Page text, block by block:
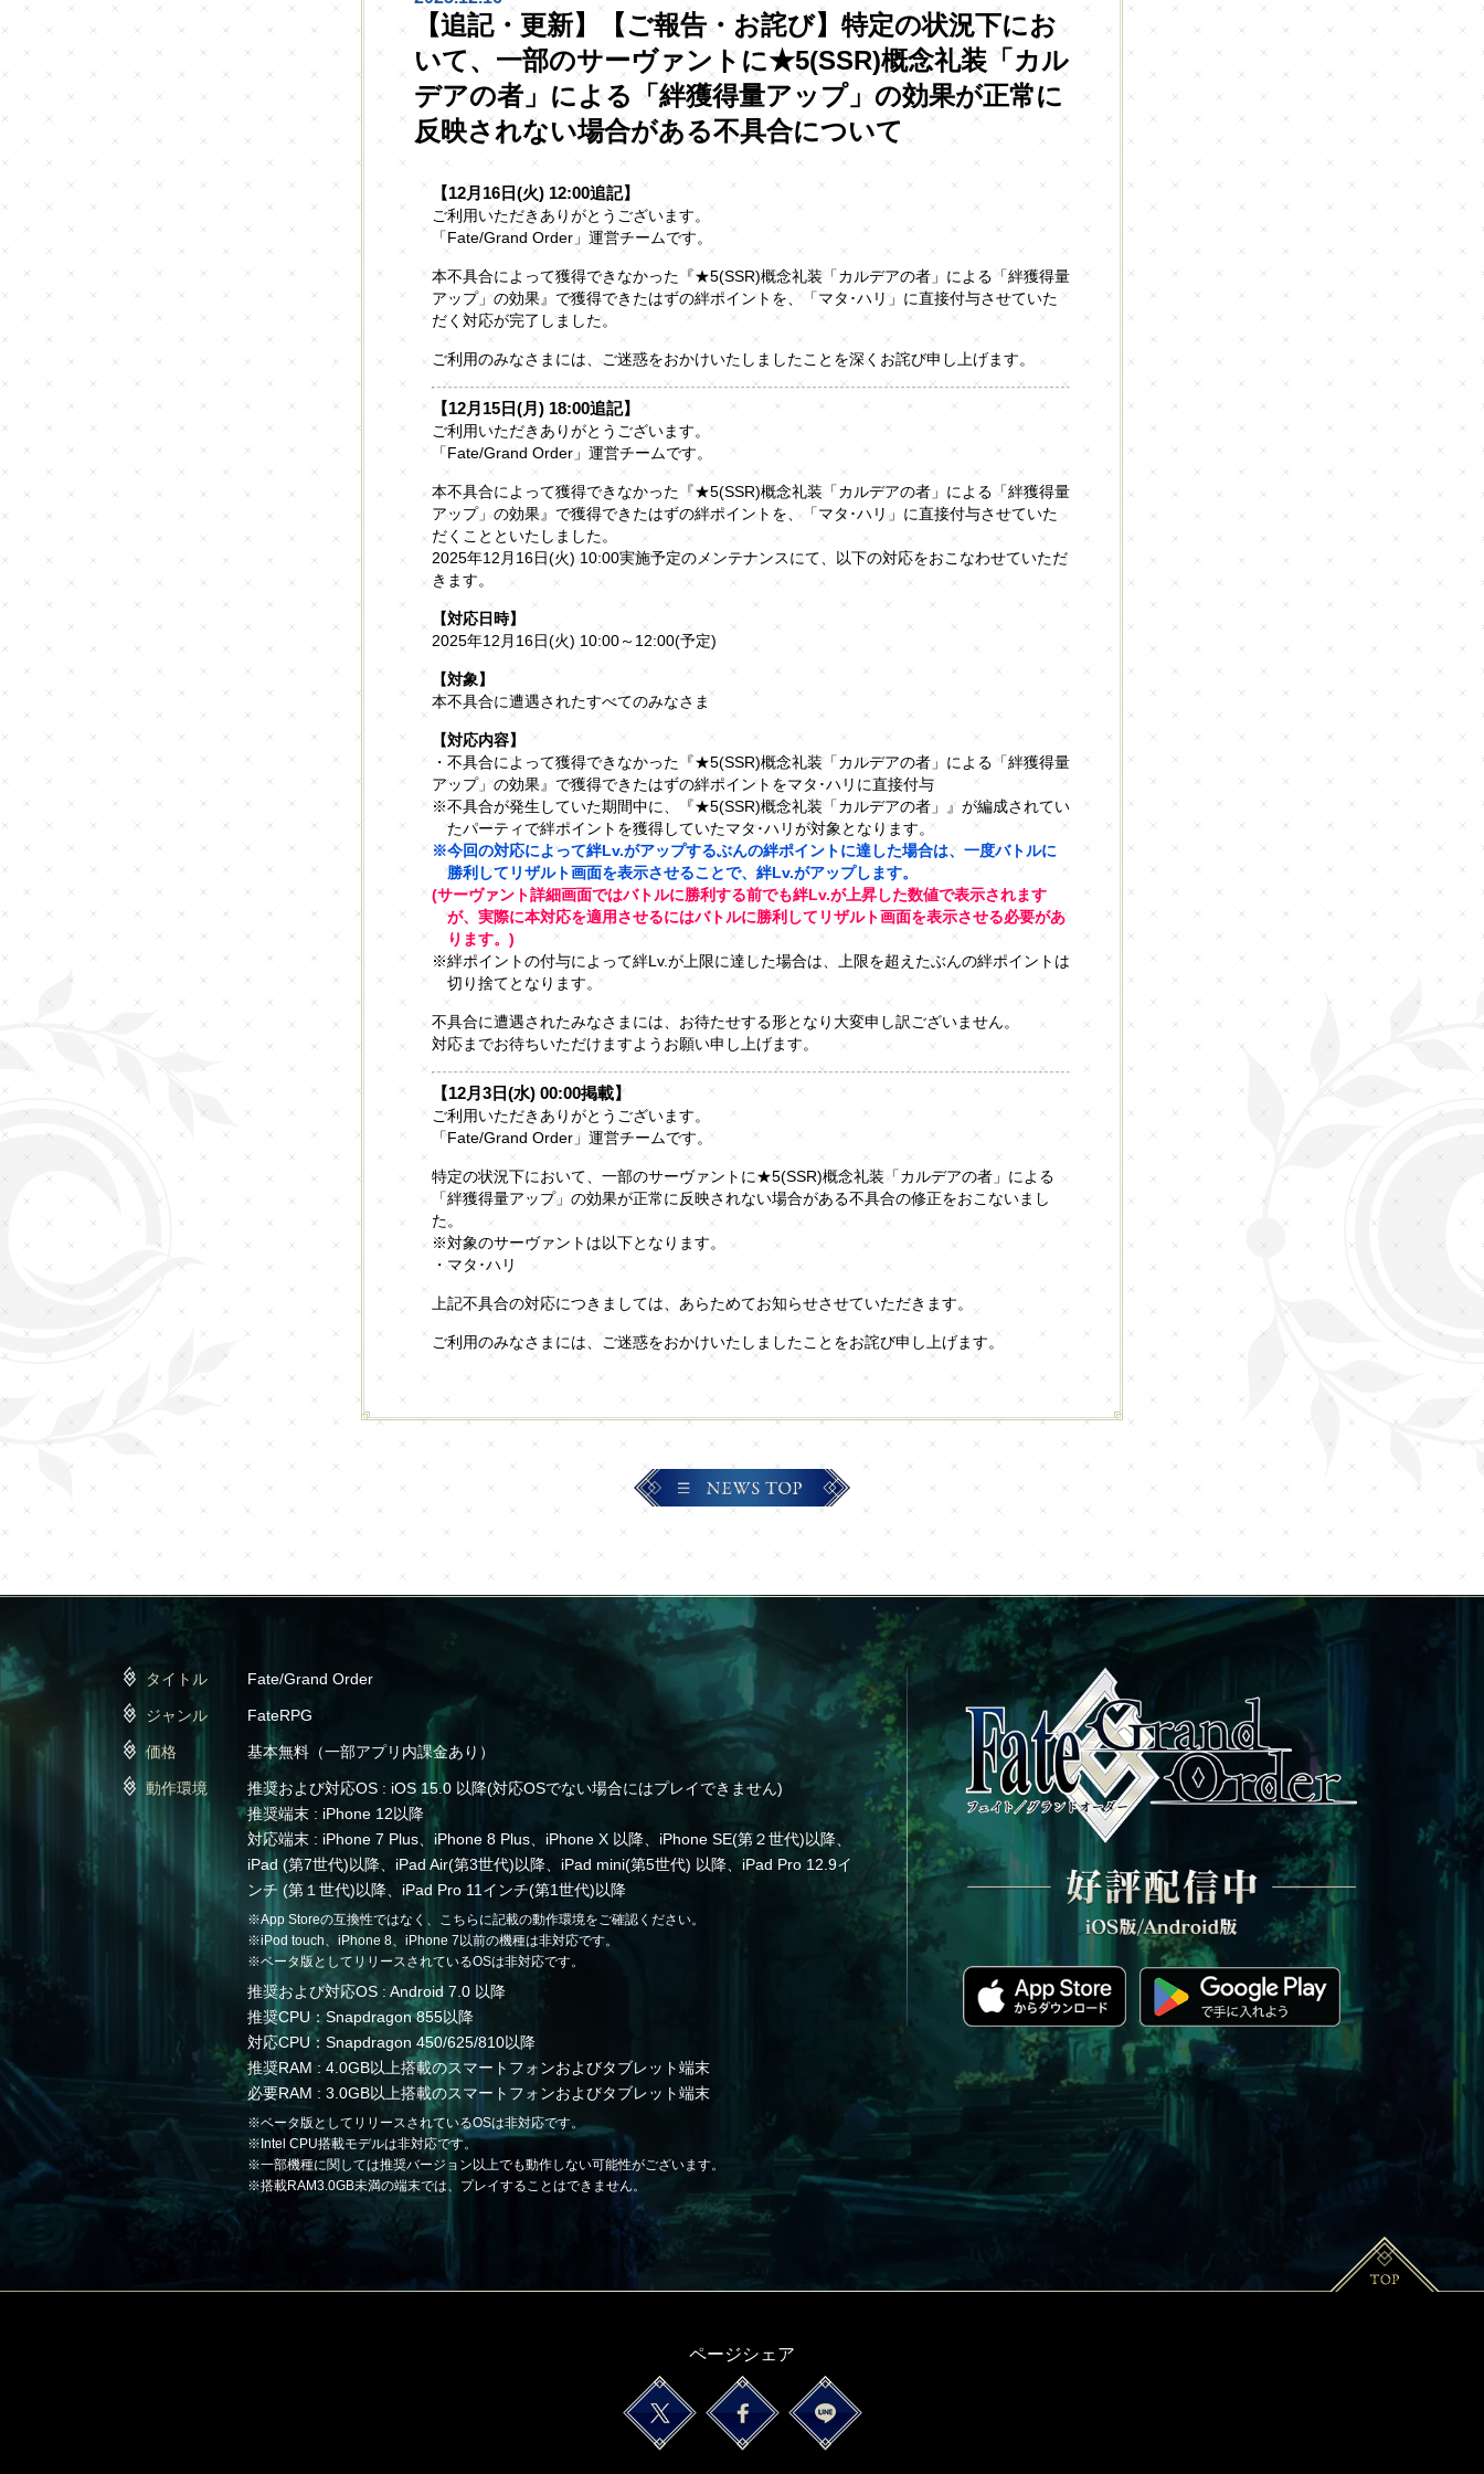
【追記・更新】【ご報告・お詫び】特定の状況下にお
いて、一部のサーヴァントに★5(SSR)概念礼装「カル
デアの者」による「絆獲得量アップ」の効果が正常に
反映されない場合がある不具合について
【12月16日(火) 12:00追記】
ご利用いただきありがとうございます。
「Fate/Grand Order」運営チームです。
本不具合によって獲得できなかった『★5(SSR)概念礼装「カルデアの者」による「絆獲得量
アップ」の効果』で獲得できたはずの絆ポイントを、「マタ･ハリ」に直接付与させていた
だく対応が完了しました。
ご利用のみなさまには、ご迷惑をおかけいたしましたことを深くお詫び申し上げます。
【12月15日(月) 18:00追記】
ご利用いただきありがとうございます。
「Fate/Grand Order」運営チームです。
本不具合によって獲得できなかった『★5(SSR)概念礼装「カルデアの者」による「絆獲得量
アップ」の効果』で獲得できたはずの絆ポイントを、「マタ･ハリ」に直接付与させていた
だくことといたしました。
2025年12月16日(火) 10:00実施予定のメンテナンスにて、以下の対応をおこなわせていただ
きます。
【対応日時】
2025年12月16日(火) 10:00～12:00(予定)
【対象】
本不具合に遭遇されたすべてのみなさま
【対応内容】
・不具合によって獲得できなかった『★5(SSR)概念礼装「カルデアの者」による「絆獲得量
アップ」の効果』で獲得できたはずの絆ポイントをマタ･ハリに直接付与
※不具合が発生していた期間中に、『★5(SSR)概念礼装「カルデアの者」』が編成されてい
たパーティで絆ポイントを獲得していたマタ･ハリが対象となります。
※今回の対応によって絆Lv.がアップするぶんの絆ポイントに達した場合は、一度バトルに
勝利してリザルト画面を表示させることで、絆Lv.がアップします。
(サーヴァント詳細画面ではバトルに勝利する前でも絆Lv.が上昇した数値で表示されます
が、実際に本対応を適用させるにはバトルに勝利してリザルト画面を表示させる必要があ
ります。)
※絆ポイントの付与によって絆Lv.が上限に達した場合は、上限を超えたぶんの絆ポイントは
切り捨てとなります。
不具合に遭遇されたみなさまには、お待たせする形となり大変申し訳ございません。
対応までお待ちいただけますようお願い申し上げます。
【12月3日(水) 00:00掲載】
ご利用いただきありがとうございます。
「Fate/Grand Order」運営チームです。
特定の状況下において、一部のサーヴァントに★5(SSR)概念礼装「カルデアの者」による
「絆獲得量アップ」の効果が正常に反映されない場合がある不具合の修正をおこないまし
た。
※対象のサーヴァントは以下となります。
・マタ･ハリ
上記不具合の対応につきましては、あらためてお知らせさせていただきます。
ご利用のみなさまには、ご迷惑をおかけいたしましたことをお詫び申し上げます。
タイトル Fate/Grand Order
ジャンル FateRPG
価格 基本無料（一部アプリ内課金あり）
動作環境
推奨および対応OS : iOS 15.0 以降(対応OSでない場合にはプレイできません)
推奨端末 : iPhone 12以降
対応端末 : iPhone 7 Plus、iPhone 8 Plus、iPhone X 以降、iPhone SE(第２世代)以降、
iPad (第7世代)以降、iPad Air(第3世代)以降、iPad mini(第5世代) 以降、iPad Pro 12.9イ
ンチ (第１世代)以降、iPad Pro 11インチ(第1世代)以降
※App Storeの互換性ではなく、こちらに記載の動作環境をご確認ください。
※iPod touch、iPhone 8、iPhone 7以前の機種は非対応です。
※ベータ版としてリリースされているOSは非対応です。
推奨および対応OS : Android 7.0 以降
推奨CPU：Snapdragon 855以降
対応CPU：Snapdragon 450/625/810以降
推奨RAM : 4.0GB以上搭載のスマートフォンおよびタブレット端末
必要RAM : 3.0GB以上搭載のスマートフォンおよびタブレット端末
※ベータ版としてリリースされているOSは非対応です。
※Intel CPU搭載モデルは非対応です。
※一部機種に関しては推奨バージョン以上でも動作しない可能性がございます。
※搭載RAM3.0GB未満の端末では、プレイすることはできません。
ページシェア